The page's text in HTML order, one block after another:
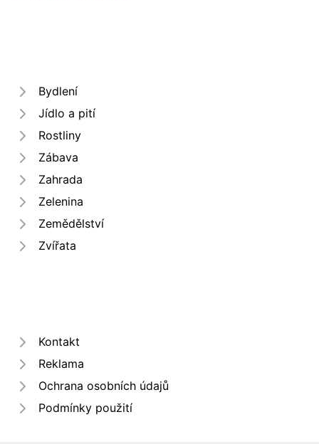
Bydlení
Jídlo a pití
Rostliny
Zábava
Zahrada
Zelenina
Zemědělství
Zvířata
Kontakt
Reklama
Ochrana osobních údajů
Podmínky použití